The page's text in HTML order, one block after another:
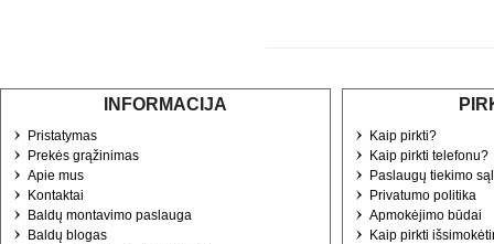
INFORMACIJA
Pristatymas
Prekės grąžinimas
Apie mus
Kontaktai
Baldų montavimo paslauga
Baldų blogas
Kaip pirkti?
Kaip pirkti telefonu?
Paslaugų tiekimo
Privatumo politika
Apmokėjimo būdai
Kaip pirkti